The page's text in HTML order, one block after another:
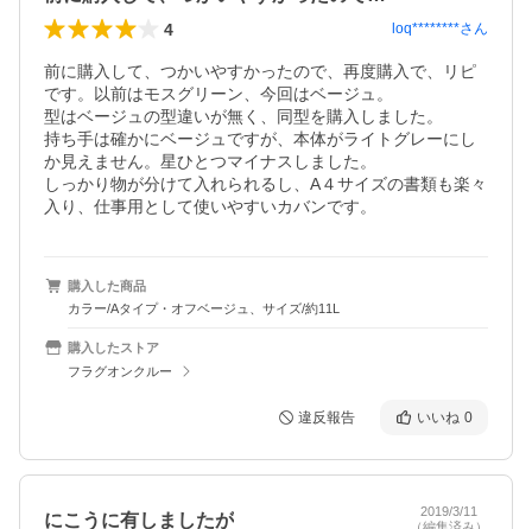
4 loq********さん
前に購入して、つかいやすかったので、再度購入で、リピ
です。以前はモスグリーン、今回はベージュ。
型はベージュの型違いが無く、同型を購入しました。
持ち手は確かにベージュですが、本体がライトグレーにし
か見えません。星ひとつマイナスしました。
しっかり物が分けて入れられるし、A４サイズの書類も楽々
入り、仕事用として使いやすいカバンです。
購入した商品
カラー/Aタイプ・オフベージュ、サイズ/約11L
購入したストア
フラグオンクルー
違反報告 いいね 0
にこうに有しましたが
2019/3/11